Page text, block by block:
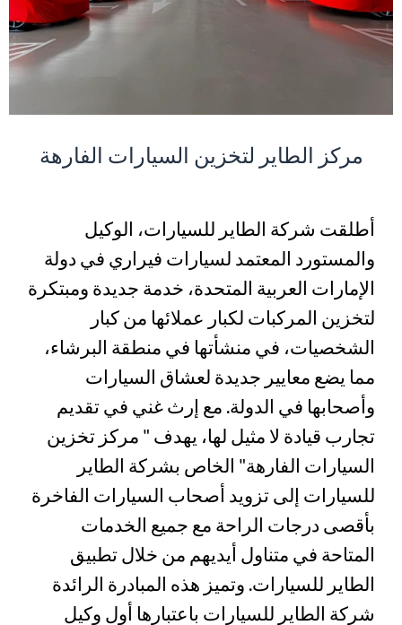
مركز الطاير لتخزين السيارات الفارهة
أطلقت شركة الطاير للسيارات، الوكيل
والمستورد المعتمد لسيارات فيراري في دولة
الإمارات العربية المتحدة، خدمة جديدة ومبتكرة
لتخزين المركبات لكبار عملائها من كبار
الشخصيات، في منشأتها في منطقة البرشاء،
مما يضع معايير جديدة لعشاق السيارات
وأصحابها في الدولة. مع إرث غني في تقديم
تجارب قيادة لا مثيل لها، يهدف " مركز تخزين
السيارات الفارهة" الخاص بشركة الطاير
للسيارات إلى تزويد أصحاب السيارات الفاخرة
بأقصى درجات الراحة مع جميع الخدمات
المتاحة في متناول أيديهم من خلال تطبيق
الطاير للسيارات. وتميز هذه المبادرة الرائدة
شركة الطاير للسيارات باعتبارها أول وكيل